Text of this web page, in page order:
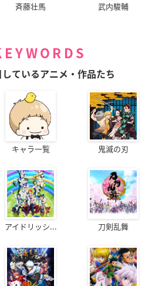
斉藤壮馬 武内駿輔
ているアニメ・作品たち
キャラ一覧 鬼滅の刃
アイドリッシ... 刀剣乱舞